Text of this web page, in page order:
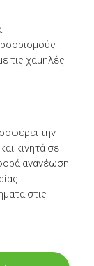
τις χαμηλές
την
κινητά σε
ανανέωση
στις